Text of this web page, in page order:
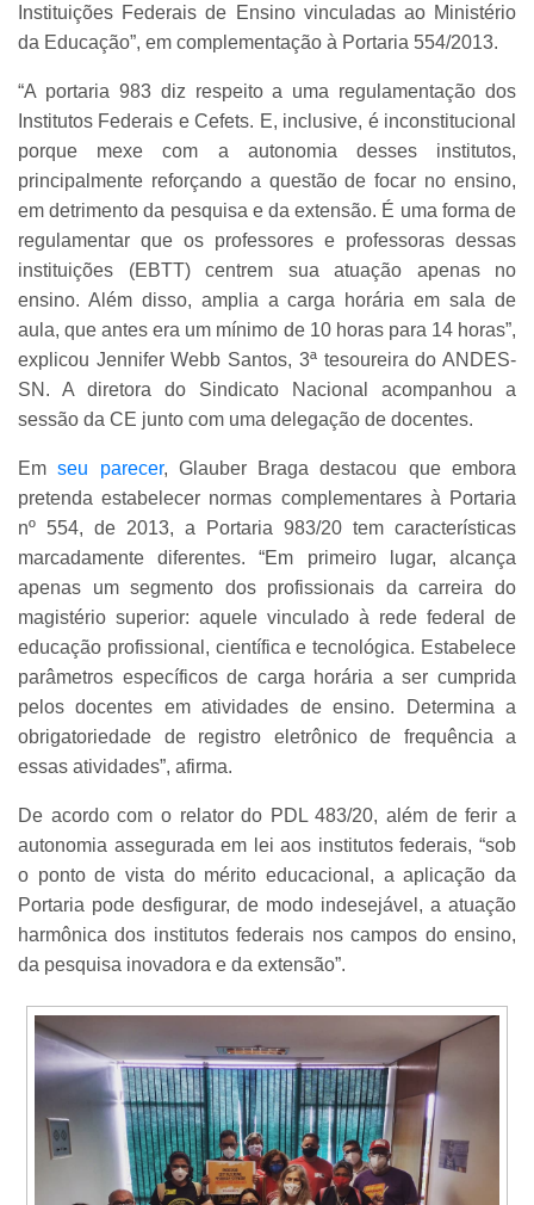
Instituições Federais de Ensino vinculadas ao Ministério
da Educação”, em complementação à Portaria 554/2013.
“A portaria 983 diz respeito a uma regulamentação dos
Institutos Federais e Cefets. E, inclusive, é inconstitucional
porque mexe com a autonomia desses institutos,
principalmente reforçando a questão de focar no ensino,
em detrimento da pesquisa e da extensão. É uma forma de
regulamentar que os professores e professoras dessas
instituições (EBTT) centrem sua atuação apenas no
ensino. Além disso, amplia a carga horária em sala de
aula, que antes era um mínimo de 10 horas para 14 horas”,
explicou Jennifer Webb Santos, 3ª tesoureira do ANDES-
SN. A diretora do Sindicato Nacional acompanhou a
sessão da CE junto com uma delegação de docentes.
Emseu parecer, Glauber Braga destacou que embora
pretenda estabelecer normas complementares à Portaria
nº 554, de 2013, a Portaria 983/20 tem características
marcadamente diferentes. “Em primeiro lugar, alcança
apenas um segmento dos profissionais da carreira do
magistério superior: aquele vinculado à rede federal de
educação profissional, científica e tecnológica. Estabelece
parâmetros específicos de carga horária a ser cumprida
pelos docentes em atividades de ensino. Determina a
obrigatoriedade de registro eletrônico de frequência a
essas atividades”, afirma.
De acordo com o relator do PDL 483/20, além de ferir a
autonomia assegurada em lei aos institutos federais, “sob
o ponto de vista do mérito educacional, a aplicação da
Portaria pode desfigurar, de modo indesejável, a atuação
harmônica dos institutos federais nos campos do ensino,
da pesquisa inovadora e da extensão”.